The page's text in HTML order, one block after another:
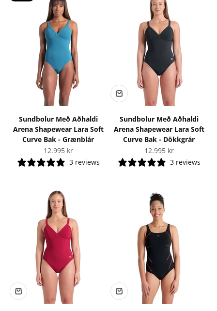
Sundbolur Með Aðhaldi
Arena Shapewear Lara Soft
Curve Bak - Grænblár
Tilboðsverð
12.995 kr
3 reviews
Sundbolur Með Aðhaldi
Arena Shapewear Lara Soft
Curve Bak - Dökkgrár
Tilboðsverð
12.995 kr
3 reviews